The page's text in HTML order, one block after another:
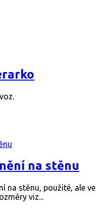
na stěnu
na stěnu, použité, ale ve
viz...